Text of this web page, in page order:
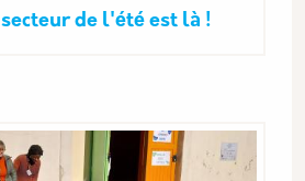
de l'été est là !